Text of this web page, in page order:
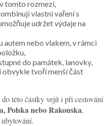
tomto rozmezí,
vlastní vaření s
udržet výdaje na
autem nebo vlakem, v rámci
do památek, lanovky,
tvoří menší část
této částky vejít i při cestování
Polska nebo Rakouska,